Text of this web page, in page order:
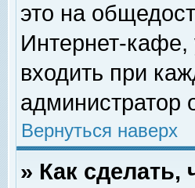
это на
Интернет-кафе,
входить при
администратор
Вернуться наверх
» Как